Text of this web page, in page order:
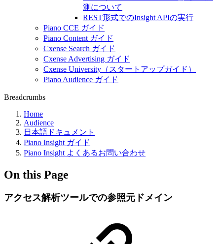
測について
REST形式でのInsight APIの実行
Piano CCE ガイド
Piano Content ガイド
Cxense Search ガイド
Cxense Advertising ガイド
Cxense University（スタートアップガイド）
Piano Audience ガイド
Breadcrumbs
Home
Audience
日本語ドキュメント
Piano Insight ガイド
Piano Insight よくあるお問い合わせ
On this Page
アクセス解析ツールでの参照元ドメイン